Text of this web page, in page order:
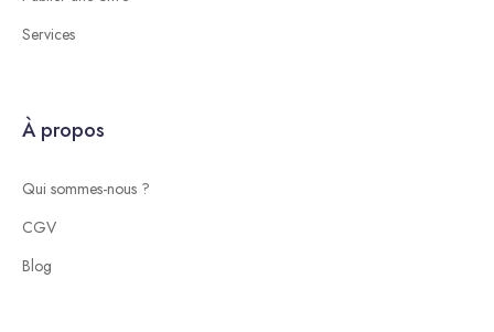
Services
À propos
Qui sommes-nous ?
CGV
Blog